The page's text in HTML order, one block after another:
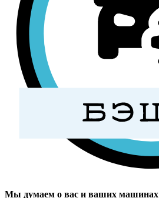
Мы думаем о вас и ваших машинах